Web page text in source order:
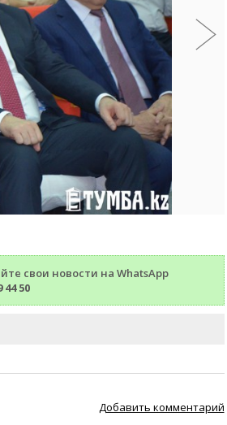
свои новости на WhatsApp
44 50
Добавить комментарий